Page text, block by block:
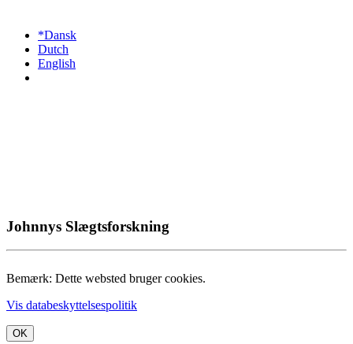
*Dansk
Dutch
English
Johnnys Slægtsforskning
Bemærk: Dette websted bruger cookies.
Vis databeskyttelsespolitik
OK